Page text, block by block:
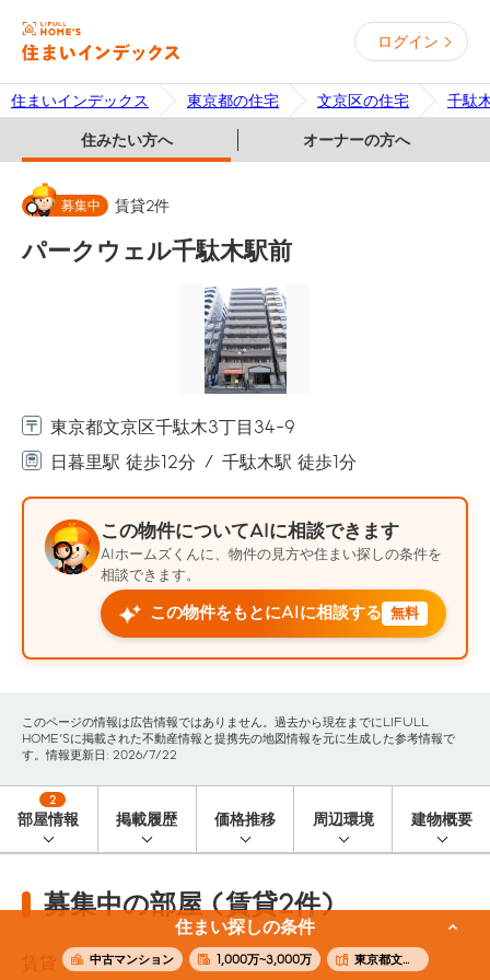
ログイン
住まいインデックス 東京都の住宅 文京区の住宅 千駄
住みたい方へ オーナーの方へ
住まい探しの条件
中古マンション 1,000万~3,000万 東京都文京区
募集中 賃貸2件
パークウェル千駄木駅前
東京都文京区千駄木3丁目34-9
日暮里駅 徒歩12分
千駄木駅 徒歩1分
この物件についてAIに相談できます
AIホームズくんに、物件の見方や住まい探しの条件を
相談できます。
この物件をもとにAIに相談する 無料
このページの情報は広告情報ではありません。過去から現在までにLIFULL
HOME'Sに掲載された不動産情報と提携先の地図情報を元に生成した参考情報で
す。情報更新日: 2026/7/22
部屋情報
2
掲載履歴 価格推移 周辺環境 建物概要
募集中の部屋 (賃貸2件)
2 件